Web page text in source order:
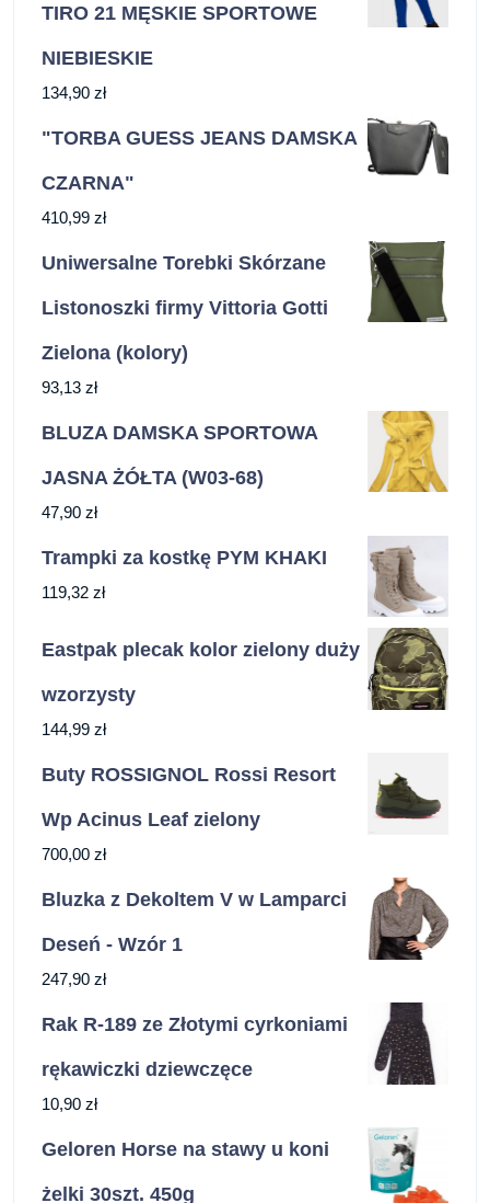
TIRO 21 MĘSKIE SPORTOWE
NIEBIESKIE
134,90 zł
"TORBA GUESS JEANS DAMSKA
CZARNA"
410,99 zł
Uniwersalne Torebki Skórzane
Listonoszki firmy Vittoria Gotti
Zielona (kolory)
93,13 zł
BLUZA DAMSKA SPORTOWA
JASNA ŻÓŁTA (W03-68)
47,90 zł
Trampki za kostkę PYM KHAKI
119,32 zł
Eastpak plecak kolor zielony duży
wzorzysty
144,99 zł
Buty ROSSIGNOL Rossi Resort
Wp Acinus Leaf zielony
700,00 zł
Bluzka z Dekoltem V w Lamparci
Deseń - Wzór 1
247,90 zł
Rak R-189 ze Złotymi cyrkoniami
rękawiczki dziewczęce
10,90 zł
Geloren Horse na stawy u koni
żelki 30szt. 450g